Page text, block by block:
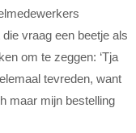
vraag een beetje als
om te zeggen: ‘Tja
tevreden, want
maar mijn bestelling